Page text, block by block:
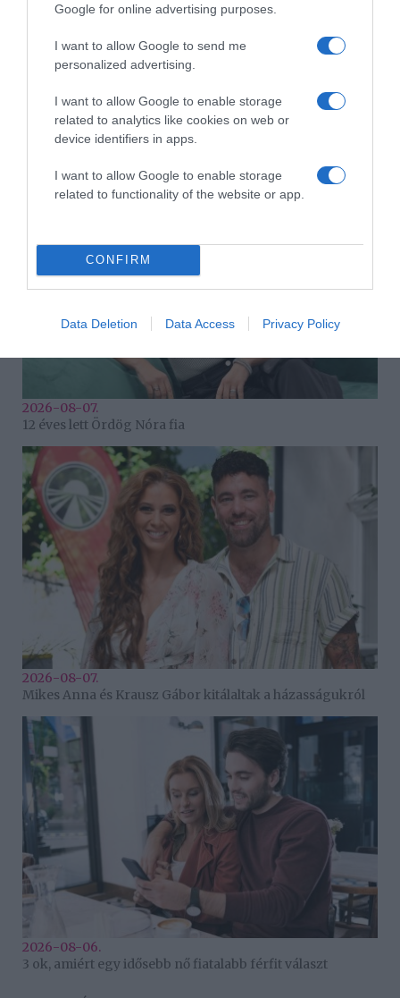
Google for online advertising purposes.
I want to allow Google to send me
personalized advertising.
I want to allow Google to enable storage
related to analytics like cookies on web or
device identifiers in apps.
I want to allow Google to enable storage
related to functionality of the website or app.
CONFIRM
Data Deletion Data Access Privacy Policy
2026-08-07.
2026-08-07.
12 éves lett Ördög Nóra fia
2026-08-07.
Mikes Anna és Krausz Gábor kitálaltak a házasságukról
2026-08-06.
3 ok, amiért egy idősebb nő fiatalabb férfit választ